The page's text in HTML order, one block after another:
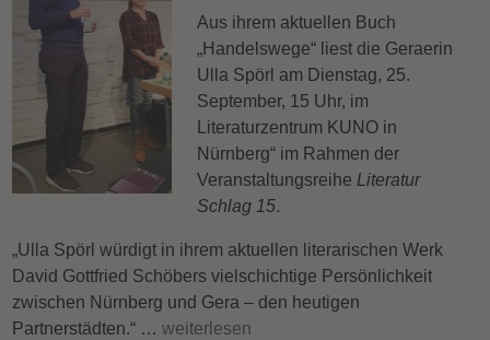
Aus ihrem aktuellen Buch
„Handelswege“ liest die Geraerin
Ulla Spörl am Dienstag, 25.
September, 15 Uhr, im
Literaturzentrum KUNO in
Nürnberg“ im Rahmen der
Veranstaltungsreihe Literatur
Schlag 15.
„Ulla Spörl würdigt in ihrem aktuellen literarischen Werk
David Gottfried Schöbers vielschichtige Persönlichkeit
zwischen Nürnberg und Gera – den heutigen
Partnerstädten.“ …weiterlesen